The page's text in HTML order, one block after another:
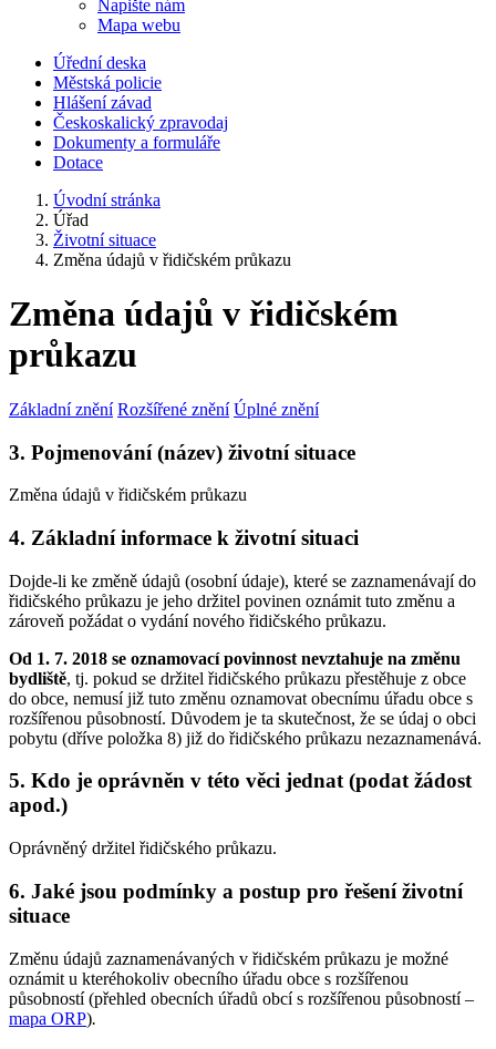
Napište nám
Mapa webu
Úřední deska
Městská policie
Hlášení závad
Českoskalický zpravodaj
Dokumenty a formuláře
Dotace
Úvodní stránka
Úřad
Životní situace
Změna údajů v řidičském průkazu
Změna údajů v řidičském
průkazu
Základní znění Rozšířené znění Úplné znění
3. Pojmenování (název) životní situace
Změna údajů v řidičském průkazu
4. Základní informace k životní situaci
Dojde-li ke změně údajů (osobní údaje), které se zaznamenávají do
řidičského průkazu je jeho držitel povinen oznámit tuto změnu a
zároveň požádat o vydání nového řidičského průkazu.
Od 1. 7. 2018 se oznamovací povinnost nevztahuje na změnu
bydliště, tj. pokud se držitel řidičského průkazu přestěhuje z obce
do obce, nemusí již tuto změnu oznamovat obecnímu úřadu obce s
rozšířenou působností. Důvodem je ta skutečnost, že se údaj o obci
pobytu (dříve položka 8) již do řidičského průkazu nezaznamenává.
5. Kdo je oprávněn v této věci jednat (podat žádost
apod.)
Oprávněný držitel řidičského průkazu.
6. Jaké jsou podmínky a postup pro řešení životní
situace
Změnu údajů zaznamenávaných v řidičském průkazu je možné
oznámit u kteréhokoliv obecního úřadu obce s rozšířenou
působností (přehled obecních úřadů obcí s rozšířenou působností –
mapa ORP).